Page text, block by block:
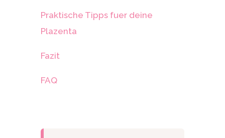
Praktische Tipps fuer deine
Plazenta
Fazit
FAQ